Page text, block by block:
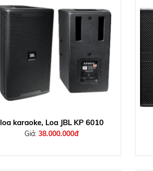
loa karaoke, Loa JBL KP 6010
Giá: 38.000.000đ